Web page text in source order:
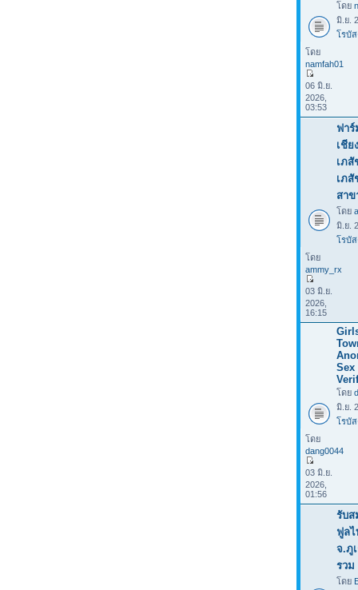
โดย
มิ.ย.
โรบั
โดย
namfah01
06 มิ.ย.
2026,
03:53
ฟา
เชีย
เภสั
เภสั
สาข
โดย
มิ.ย.
โรบั
โดย
ammy_rx
03 มิ.ย.
2026,
16:15
Sex
โดย
มิ.ย.
โรบั
โดย
dang0044
03 มิ.ย.
2026,
01:56
รับส
ฟูล
จ.ภู
รวม
โดย